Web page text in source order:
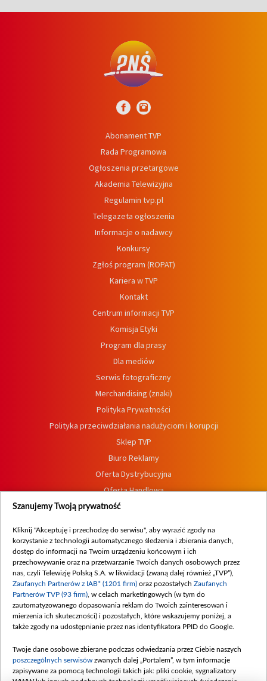
Abonament TVP
Rada Programowa
Ogłoszenia przetargowe
Akademia Telewizyjna
Regulamin tvp.pl
Telegazeta ogłoszenia
Informacje o nadawcy
Konkursy
Zgłoś program (ROPAT)
Kariera w TVP
Kontakt
Centrum informacji TVP
Komisja Etyki
Program dla prasy
Dla mediów
Serwis fotograficzny
Merchandising (znaki)
Polityka Prywatności
Polityka przeciwdziałania nadużyciom i korupcji
Sklep TVP
Biuro Reklamy
Oferta Dystrybucyjna
Oferta Handlowa
Dostępność
Procedura zgłoszeń wewnętrznych
Szanujemy Twoją prywatność
Kliknij "Akceptuję i przechodzę do serwisu", aby wyrazić zgody na
korzystanie z technologii automatycznego śledzenia i zbierania danych,
dostęp do informacji na Twoim urządzeniu końcowym i ich
przechowywanie oraz na przetwarzanie Twoich danych osobowych przez
nas, czyli Telewizję Polską S.A. w likwidacji (zwaną dalej również „TVP”),
Zaufanych Partnerów z IAB* (1201 firm) oraz pozostałych Zaufanych
Partnerów TVP (93 firm) , w celach marketingowych (w tym do
zautomatyzowanego dopasowania reklam do Twoich zainteresowań i
mierzenia ich skuteczności) i pozostałych, które wskazujemy poniżej, a
także zgody na udostępnianie przez nas identyfikatora PPID do Google.
Twoje dane osobowe zbierane podczas odwiedzania przez Ciebie naszych
poszczególnych serwisów zwanych dalej „Portalem”, w tym informacje
zapisywane za pomocą technologii takich jak: pliki cookie, sygnalizatory